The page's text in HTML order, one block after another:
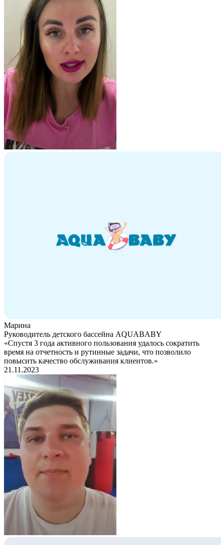
Марина
Руководитель детского бассейна AQUABABY
«Спустя 3 года активного пользования удалось сократить
время на отчетность и рутинные задачи, что позволило
повысить качество обслуживания клиентов.»
21.11.2023